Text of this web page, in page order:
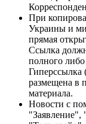
При
Украины и
прямая
Ссылка
полного либо
Гиперссылка
размещена в
материала.
Новости с